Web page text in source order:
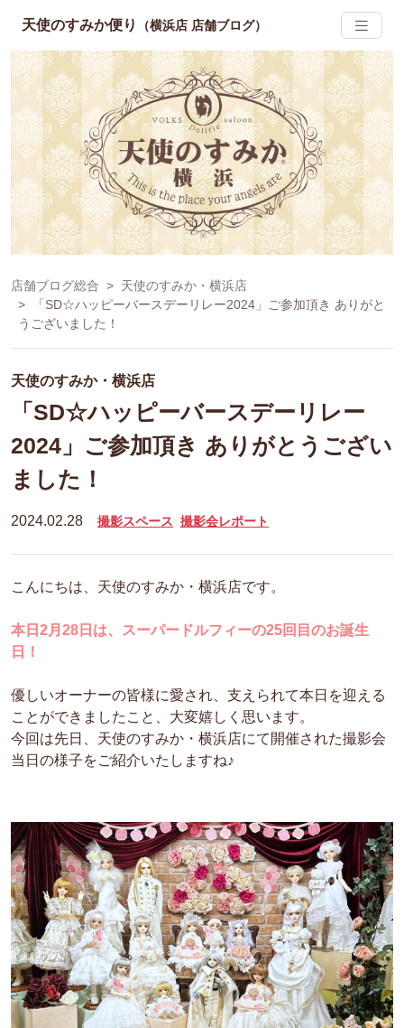
天使のすみか便り （横浜店 店舗ブログ）
店舗ブログ総合
天使のすみか・横浜店
「SD☆ハッピーバースデーリレー2024」ご参加頂き ありがと
うございました！
天使のすみか・横浜店
「SD☆ハッピーバースデーリレー
2024」ご参加頂き ありがとうござい
ました！
2024.02.28 撮影スペース 撮影会レポート
こんにちは、天使のすみか・横浜店です。
本日2月28日は、スーパードルフィーの25回目のお誕生
日！
優しいオーナーの皆様に愛され、支えられて本日を迎える
ことができましたこと、大変嬉しく思います。
今回は先日、天使のすみか・横浜店にて開催された撮影会
当日の様子をご紹介いたしますね♪